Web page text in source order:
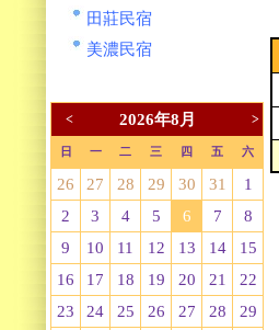
田莊民宿
美濃民宿
< 2026年8月 >
日 一 二 三 四 五 六
26 27 28 29 30 31
1
2
3 4 5 6 7
8
9
10 11 12 13 14
15
16
17 18 19 20 21
22
23
24 25 26 27 28
29